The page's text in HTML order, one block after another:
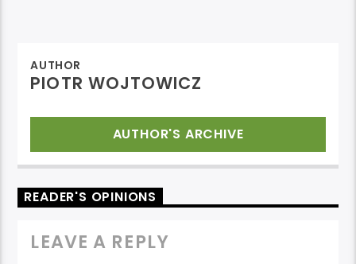
AUTHOR
PIOTR WOJTOWICZ
AUTHOR'S ARCHIVE
READER'S OPINIONS
LEAVE A REPLY